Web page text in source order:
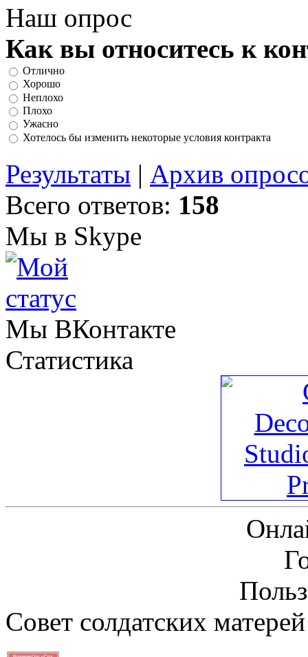
Наш опрос
Как вы относитесь к
Отлично
Хорошо
Неплохо
Плохо
Ужасно
Хотелось бы изменить некоторые условия контракта
Результаты | Архив
Всего ответов: 158
Мы в Skype
Мы ВКонтакте
Статистика
Совет солдатских